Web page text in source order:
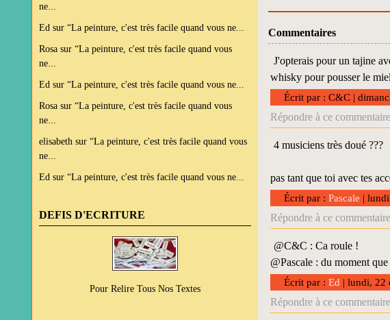
ne...
Ed sur “La peinture, c'est très facile quand vous ne...
Rosa sur “La peinture, c'est très facile quand vous
ne...
Ed sur “La peinture, c'est très facile quand vous ne...
Rosa sur “La peinture, c'est très facile quand vous
ne...
elisabeth sur “La peinture, c'est très facile quand vous
ne...
Ed sur “La peinture, c'est très facile quand vous ne...
DEFIS D'ECRITURE
Pour Relire Tous Nos Textes
Commentaires
J'opterais pour un tajine
whisky pour pousser le
Écrit par : C&C |
Répondre à ce commentaire
4 musiciens très doué ???
pas tant que toi avec tes
Écrit par : Pascale |
Répondre à ce commentaire
@C&C : Ca roule !
@Pascale : du moment
Écrit par : Ed | lundi, 22
Répondre à ce commentaire